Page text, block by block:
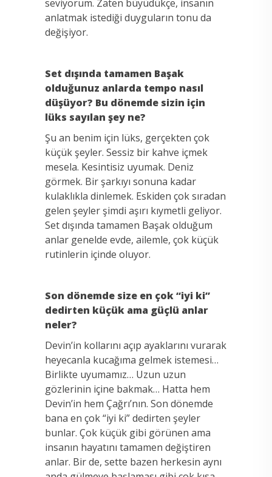
seviyorum. Zaten büyüdükçe, insanın
anlatmak istediği duyguların tonu da
değişiyor.
Set dışında tamamen Başak
olduğunuz anlarda tempo nasıl
düşüyor? Bu dönemde sizin için
lüks sayılan şey ne?
Şu an benim için lüks, gerçekten çok
küçük şeyler. Sessiz bir kahve içmek
mesela. Kesintisiz uyumak. Deniz
görmek. Bir şarkıyı sonuna kadar
kulaklıkla dinlemek. Eskiden çok sıradan
gelen şeyler şimdi aşırı kıymetli geliyor.
Set dışında tamamen Başak olduğum
anlar genelde evde, ailemle, çok küçük
rutinlerin içinde oluyor.
Son dönemde size en çok “iyi ki”
dedirten küçük ama güçlü anlar
neler?
Devin’in kollarını açıp ayaklarını vurarak
heyecanla kucağıma gelmek istemesi…
Birlikte uyumamız… Uzun uzun
gözlerinin içine bakmak… Hatta hem
Devin’in hem Çağrı’nın. Son dönemde
bana en çok “iyi ki” dedirten şeyler
bunlar. Çok küçük gibi görünen ama
insanın hayatını tamamen değiştiren
anlar. Bir de, sette bazen herkesin aynı